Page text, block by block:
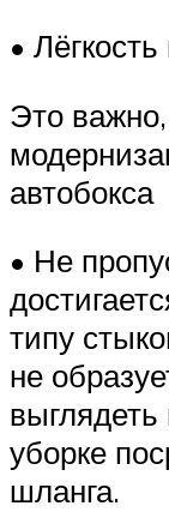
•
Это
автобокса
• Не
типу
не
выглядеть
уборке
шланга.